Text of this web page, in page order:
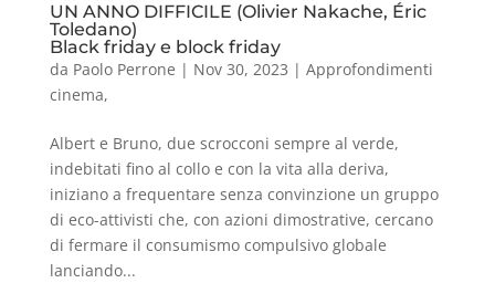
UN ANNO DIFFICILE (Olivier Nakache, Éric
Toledano)
Black friday e block friday
da Paolo Perrone | Nov 30, 2023 | Approfondimenti
cinema,
Albert e Bruno, due scrocconi sempre al verde,
indebitati fino al collo e con la vita alla deriva,
iniziano a frequentare senza convinzione un gruppo
di eco-attivisti che, con azioni dimostrative, cercano
di fermare il consumismo compulsivo globale
lanciando...